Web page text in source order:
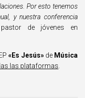
Por esto tenemos
y nuestra conferencia
pastor de jóvenes en
«Es Jesús»de Música
las plataformas